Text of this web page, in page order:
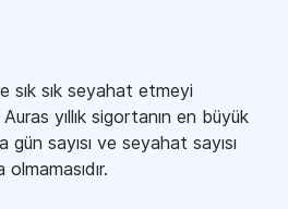
sık sık seyahat etmeyi
yıllık sigortanın en büyük
sayısı ve seyahat sayısı
olmamasıdır.